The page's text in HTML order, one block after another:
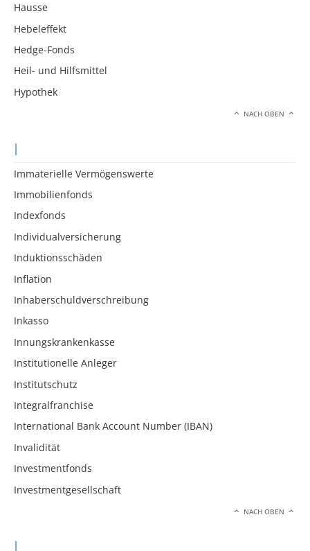
Hausse
Hebeleffekt
Hedge-Fonds
Heil- und Hilfsmittel
Hypothek
NACH OBEN
I
Immaterielle Vermögenswerte
Immobilienfonds
Indexfonds
Individualversicherung
Induktionsschäden
Inflation
Inhaberschuldverschreibung
Inkasso
Innungskrankenkasse
Institutionelle Anleger
Institutschutz
Integralfranchise
International Bank Account Number (IBAN)
Invalidität
Investmentfonds
Investmentgesellschaft
NACH OBEN